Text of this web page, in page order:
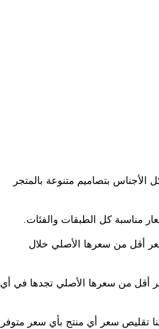
بتصاميم متنوعة بالمتجر
مناسبة كل الطبقات والفئات.
أقل من سعرها الأصلي خلال
أقل من سعرها الأصلي تجدها في أي
تقليص سعر أي منتج بأي سعر متوفر